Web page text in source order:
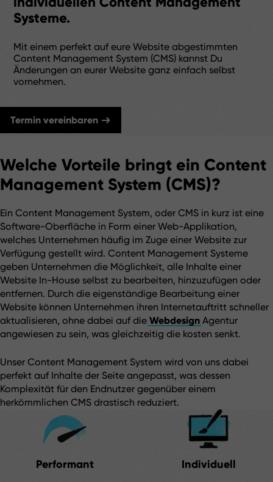
Systeme.
Mit einem perfekt auf eure Website abgestimmten
Content Management System (CMS) kannst Du
Änderungen an eurer Website ganz einfach selbst
vornehmen.
Termin vereinbaren
Welche Vorteile bringt ein Content
Management System (CMS)?
Ein Content Management System, oder CMS in kurz ist eine
Software-Oberfläche in Form einer Web-Applikation,
welches Unternehmen häufig im Zuge einer Website zur
Verfügung gestellt wird. Content Management Systeme
geben Unternehmen die Möglichkeit, alle Inhalte einer
Website In-House selbst zu bearbeiten, hinzuzufügen oder
entfernen. Durch die eigenständige Bearbeitung einer
Website können Unternehmen ihren Internetauftritt schneller
aktualisieren, ohne dabei auf die Webdesign Agentur
angewiesen zu sein, was gleichzeitig die kosten senkt.
Unser Content Management System wird von uns dabei
perfekt auf Inhalte der Seite angepasst, was dessen
Komplexität für den Endnutzer gegenüber einem
herkömmlichen CMS drastisch reduziert.
Performant Individuell